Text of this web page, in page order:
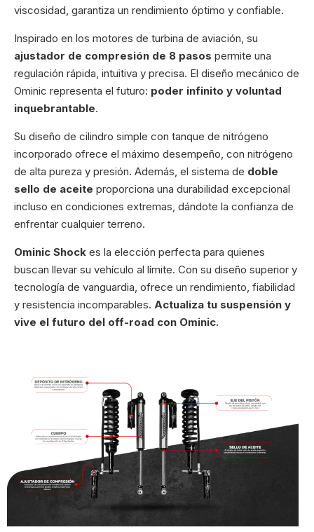
viscosidad, garantiza un rendimiento óptimo y confiable.
Inspirado en los motores de turbina de aviación, su
ajustador de compresión de 8 pasos permite una
regulación rápida, intuitiva y precisa. El diseño mecánico de
Ominic representa el futuro: poder infinito y voluntad
inquebrantable.
Su diseño de cilindro simple con tanque de nitrógeno
incorporado ofrece el máximo desempeño, con nitrógeno
de alta pureza y presión. Además, el sistema de doble
sello de aceite proporciona una durabilidad excepcional
incluso en condiciones extremas, dándote la confianza de
enfrentar cualquier terreno.
Ominic Shock es la elección perfecta para quienes
buscan llevar su vehículo al límite. Con su diseño superior y
tecnología de vanguardia, ofrece un rendimiento, fiabilidad
y resistencia incomparables. Actualiza tu suspensión y
vive el futuro del off-road con Ominic.